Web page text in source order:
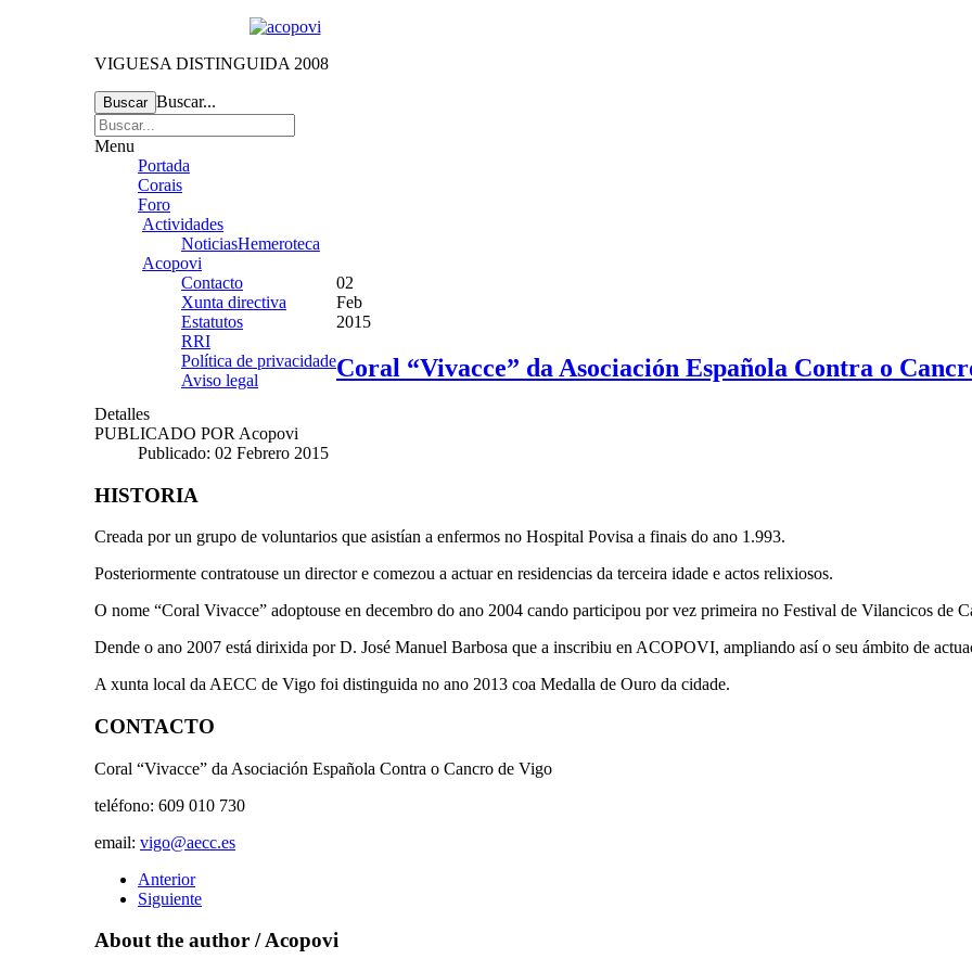
VIGUESA DISTINGUIDA 2008
Buscar Buscar...
Menu
Portada
Corais
Foro
Actividades
NoticiasHemeroteca
Acopovi
Contacto
Xunta directiva
Estatutos
RRI
Política de privacidade
Aviso legal
02
Feb
2015
Coral “Vivacce” da Asociación Española Contra o
Detalles
PUBLICADO POR Acopovi
Publicado: 02 Febrero 2015
HISTORIA
Creada por un grupo de voluntarios que asistían a enfermos no Hospital Povisa a finais do ano 1.993.
Posteriormente contratouse un director e comezou a actuar en residencias da terceira idade e actos relixiosos.
O nome “Coral Vivacce” adoptouse en decembro do ano 2004 cando participou por vez primeira no Festival de Vilancicos de
Dende o ano 2007 está dirixida por D. José Manuel Barbosa que a inscribiu en ACOPOVI, ampliando así o seu ámbito de
A xunta local da AECC de Vigo foi distinguida no ano 2013 coa Medalla de Ouro da cidade.
CONTACTO
Coral “Vivacce” da Asociación Española Contra o Cancro de Vigo
teléfono: 609 010 730
email: vigo@aecc.es
Anterior
Siguiente
About the author /Acopovi